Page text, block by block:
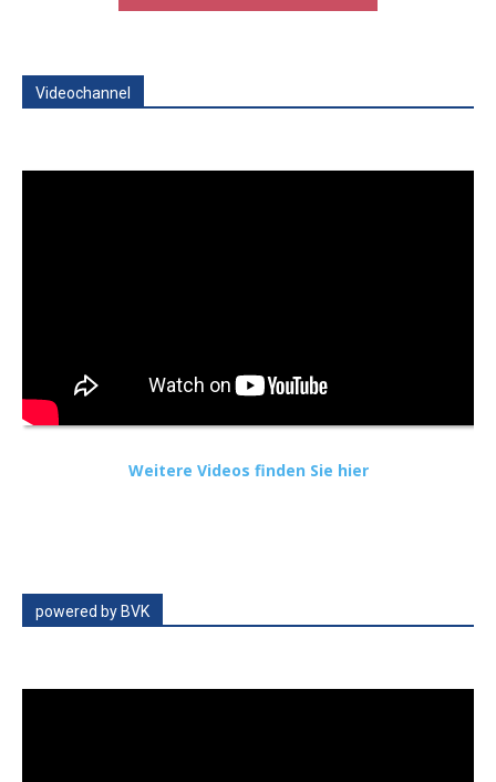
Videochannel
Weitere Videos finden Sie hier
powered by BVK